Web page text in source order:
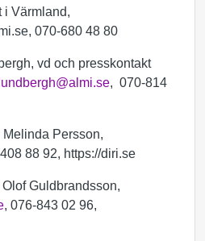
i Värmland,
070-680 48 80
vd och presskontakt
, 070-814
Persson,
88 92, https://diri.se
Guldbrandsson,
, 076-843 02 96,